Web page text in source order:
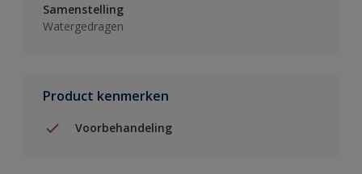
Samenstelling
Watergedragen
Product kenmerken
Voorbehandeling